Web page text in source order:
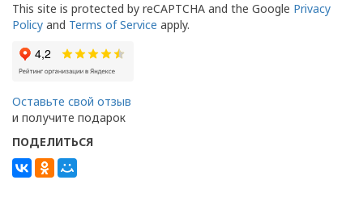
This site is protected by reCAPTCHA and the Google Privacy
Policy and Terms of Service apply.
Оставьте свой отзыв
и получите подарок
ПОДЕЛИТЬСЯ